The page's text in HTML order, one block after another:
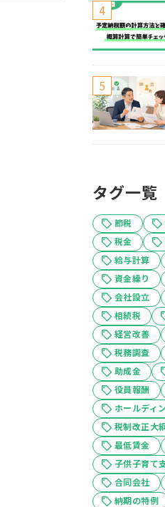
タグ一覧
節税
税金
給与計算
資金繰り
会社設立
相続税
経営改善
税務調査
助成金
役員報酬
ホールディ
税制改正大
最低賃金
子供子育て
合同会社
納期の特例